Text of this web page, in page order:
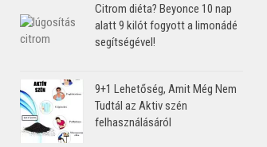
Citrom diéta? Beyonce 10 nap
alatt 9 kilót fogyott a limonádé
segítségével!
9+1 Lehetőség, Amit Még Nem
Tudtál az Aktiv szén
felhasználásáról